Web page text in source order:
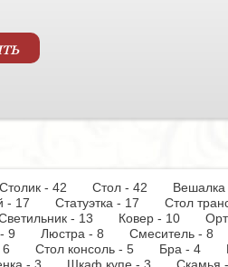
Столик - 42 Стол - 42
- 17 Статуэтка - 17
Стол
- 13 Ковер - 10
- 9 Люстра - 8 Смеситель - 8
- 6 Стол консоль - 5 Бра - 4